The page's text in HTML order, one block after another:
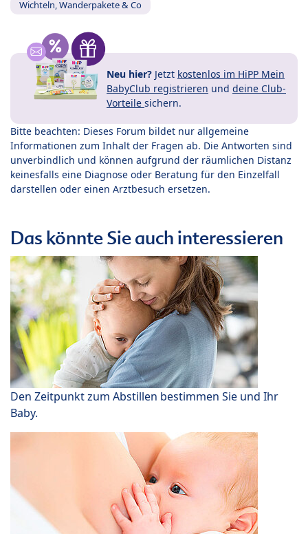
Wichteln, Wanderpakete & Co
Neu hier? Jetzt kostenlos im HiPP Mein
BabyClub registrieren und deine Club-
Vorteile sichern.
Bitte beachten: Dieses Forum bildet nur allgemeine
Informationen zum Inhalt der Fragen ab. Die Antworten sind
unverbindlich und können aufgrund der räumlichen Distanz
keinesfalls eine Diagnose oder Beratung für den Einzelfall
darstellen oder einen Arztbesuch ersetzen.
Das könnte Sie auch interessieren
Den Zeitpunkt zum Abstillen bestimmen Sie und Ihr
Baby.